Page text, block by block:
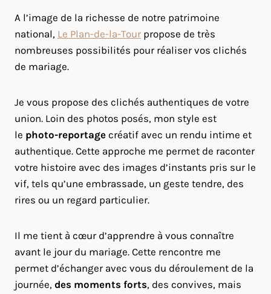
A l’image de la richesse de notre patrimoine
national, Le Plan-de-la-Tour propose de très
nombreuses possibilités pour réaliser vos clichés
de mariage.
Je vous propose des clichés authentiques de votre
union. Loin des photos posés, mon style est
le photo-reportage créatif avec un rendu intime et
authentique. Cette approche me permet de raconter
votre histoire avec des images d’instants pris sur le
vif, tels qu’une embrassade, un geste tendre, des
rires ou un regard particulier.
Il me tient à cœur d’apprendre à vous connaître
avant le jour du mariage. Cette rencontre me
permet d’échanger avec vous du déroulement de la
journée, des moments forts, des convives, mais